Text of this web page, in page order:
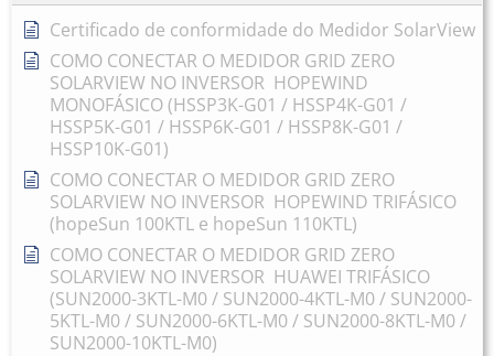
Certificado de conformidade do Medidor SolarView
COMO CONECTAR O MEDIDOR GRID ZERO
SOLARVIEW NO INVERSOR HOPEWIND
MONOFÁSICO (HSSP3K-G01 / HSSP4K-G01 /
HSSP5K-G01 / HSSP6K-G01 / HSSP8K-G01 /
HSSP10K-G01)
COMO CONECTAR O MEDIDOR GRID ZERO
SOLARVIEW NO INVERSOR HOPEWIND TRIFÁSICO
(hopeSun 100KTL e hopeSun 110KTL)
COMO CONECTAR O MEDIDOR GRID ZERO
SOLARVIEW NO INVERSOR HUAWEI TRIFÁSICO
(SUN2000-3KTL-M0 / SUN2000-4KTL-M0 / SUN2000-
5KTL-M0 / SUN2000-6KTL-M0 / SUN2000-8KTL-M0 /
SUN2000-10KTL-M0)